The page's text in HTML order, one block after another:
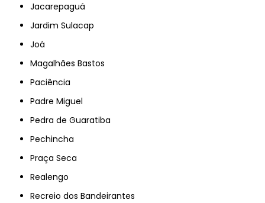
Jacarepaguá
Jardim Sulacap
Joá
Magalhães Bastos
Paciência
Padre Miguel
Pedra de Guaratiba
Pechincha
Praça Seca
Realengo
Recreio dos Bandeirantes